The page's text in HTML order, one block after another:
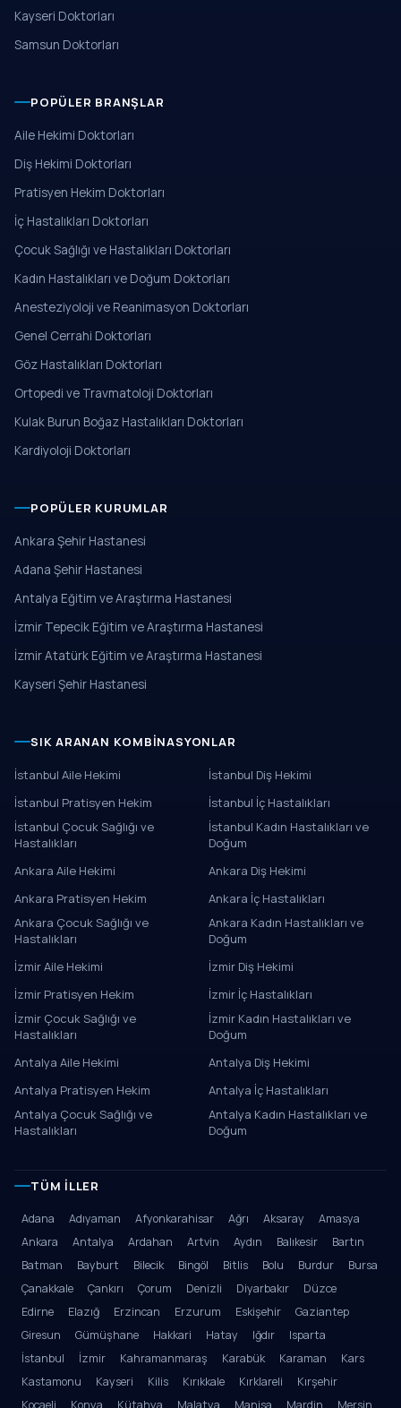
Kayseri Doktorları
Samsun Doktorları
POPÜLER BRANŞLAR
Aile Hekimi Doktorları
Diş Hekimi Doktorları
Pratisyen Hekim Doktorları
İç Hastalıkları Doktorları
Çocuk Sağlığı ve Hastalıkları Doktorları
Kadın Hastalıkları ve Doğum Doktorları
Anesteziyoloji ve Reanimasyon Doktorları
Genel Cerrahi Doktorları
Göz Hastalıkları Doktorları
Ortopedi ve Travmatoloji Doktorları
Kulak Burun Boğaz Hastalıkları Doktorları
Kardiyoloji Doktorları
POPÜLER KURUMLAR
Ankara Şehir Hastanesi
Adana Şehir Hastanesi
Antalya Eğitim ve Araştırma Hastanesi
İzmir Tepecik Eğitim ve Araştırma Hastanesi
İzmir Atatürk Eğitim ve Araştırma Hastanesi
Kayseri Şehir Hastanesi
SIK ARANAN KOMBINASYONLAR
İstanbul Aile Hekimi
İstanbul Diş Hekimi
İstanbul Pratisyen Hekim
İstanbul İç Hastalıkları
İstanbul Çocuk Sağlığı ve
Hastalıkları
İstanbul Kadın Hastalıkları ve
Doğum
Ankara Aile Hekimi
Ankara Diş Hekimi
Ankara Pratisyen Hekim
Ankara İç Hastalıkları
Ankara Çocuk Sağlığı ve
Hastalıkları
Ankara Kadın Hastalıkları ve
Doğum
İzmir Aile Hekimi
İzmir Diş Hekimi
İzmir Pratisyen Hekim
İzmir İç Hastalıkları
İzmir Çocuk Sağlığı ve
Hastalıkları
İzmir Kadın Hastalıkları ve
Doğum
Antalya Aile Hekimi
Antalya Diş Hekimi
Antalya Pratisyen Hekim
Antalya İç Hastalıkları
Antalya Çocuk Sağlığı ve
Hastalıkları
Antalya Kadın Hastalıkları ve
Doğum
TÜM İLLER
Adana Adıyaman Afyonkarahisar Ağrı Aksaray
Amasya
Ankara
Antalya Ardahan Artvin Aydın Balıkesir
Bartın
Batman
Bayburt Bilecik Bingöl Bitlis Bolu Burdur
Bursa
Çanakkale
Çankırı Çorum Denizli Diyarbakır
Düzce
Edirne
Elazığ Erzincan Erzurum Eskişehir
Gaziantep
Giresun
Gümüşhane Hakkari Hatay Iğdır
Isparta
İstanbul
İzmir Kahramanmaraş Karabük Karaman
Kars
Kastamonu
Kayseri Kilis Kırıkkale Kırklareli
Kırşehir
Kocaeli
Konya Kütahya Malatya Manisa Mardin Mersin